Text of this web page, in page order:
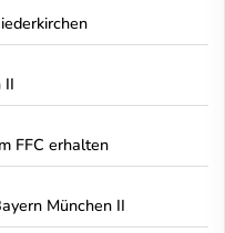
II
FFC erhalten
München II